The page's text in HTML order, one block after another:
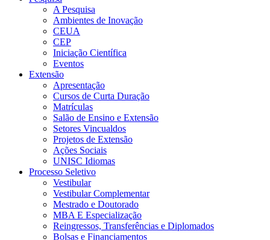
A Pesquisa
Ambientes de Inovação
CEUA
CEP
Iniciação Científica
Eventos
Extensão
Apresentação
Cursos de Curta Duração
Matrículas
Salão de Ensino e Extensão
Setores Vincualdos
Projetos de Extensão
Ações Sociais
UNISC Idiomas
Processo Seletivo
Vestibular
Vestibular Complementar
Mestrado e Doutorado
MBA E Especialização
Reingressos, Transferências e Diplomados
Bolsas e Financiamentos